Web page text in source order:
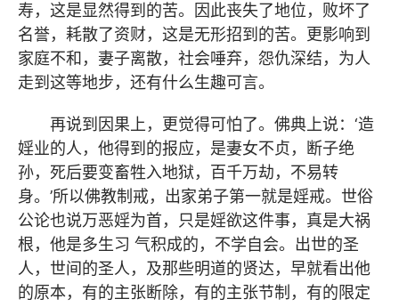
寿，这是显然得到的苦。因此丧失了地位，败坏了
名誉，耗散了资财，这是无形招到的苦。更影响到
家庭不和，妻子离散，社会唾弃，怨仇深结，为人
走到这等地步，还有什么生趣可言。
再说到因果上，更觉得可怕了。佛典上说：‘造
婬业的人，他得到的报应，是妻女不贞，断子绝
孙，死后要变畜牲入地狱，百千万劫，不易转
身。’所以佛教制戒，出家弟子第一就是婬戒。世俗
公论也说万恶婬为首，只是婬欲这件事，真是大祸
根，他是多生习 气积成的，不学自会。出世的圣
人，世间的圣人，及那些明道的贤达，早就看出他
的原本，有的主张断除，有的主张节制，有的限定